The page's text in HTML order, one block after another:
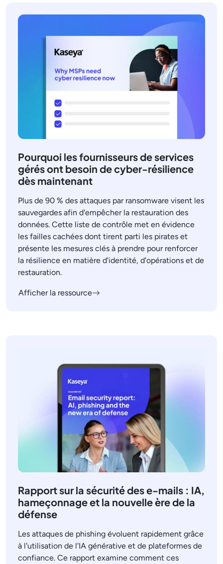
Pourquoi les fournisseurs de services
gérés ont besoin de cyber-résilience
dès maintenant
Plus de 90 % des attaques par ransomware visent les
sauvegardes afin d'empêcher la restauration des
données. Cette liste de contrôle met en évidence
les failles cachées dont tirent parti les pirates et
présente les mesures clés à prendre pour renforcer
la résilience en matière d'identité, d'opérations et de
restauration.
Afficher la ressource
Rapport sur la sécurité des e-mails : IA,
hameçonnage et la nouvelle ère de la
défense
Les attaques de phishing évoluent rapidement grâce
à l'utilisation de l'IA générative et de plateformes de
confiance. Ce rapport examine comment ces